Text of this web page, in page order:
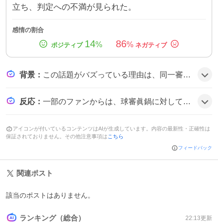
立ち、判定への不満が見られた。
感情の割合
14% 86%
背景 ： この話題がバズっている理由は、同一審判が連続で起用された珍しさと、阪神ファンが判定に敏感なことが相まって、ツイートが増えたようだ。
反応 ： 一部のファンからは、球審眞鍋に対して否定的なコメントが寄せられ、全体的に不満の声が目立った。
アイコンが付いているコンテンツはAIが生成しています。内容の最新性・正確性は
保証されておりません。その他注意事項は こちら
フィードバック
関連ポスト
該当のポストはありません。
ランキング（総合） 22:13更新